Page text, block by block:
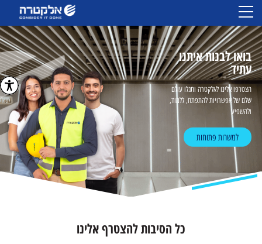
בואו לבנות איתנו
עתיד
הצטרפו אלינו לאלקטרה ותגלו עולם
שלם של אפשרויות להתפתח, ללמוד,
ולהשפיע
למשרות פתוחות
כל הסיבות להצטרף אלינו